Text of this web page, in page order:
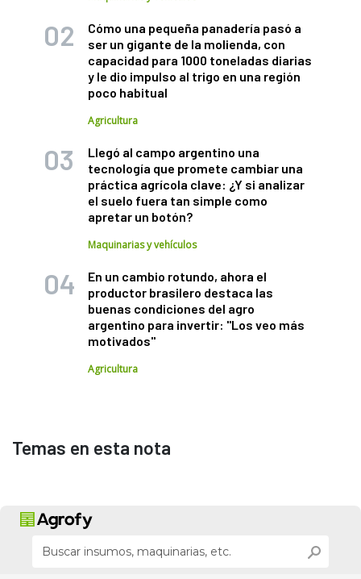
Cómo una pequeña panadería pasó a
ser un gigante de la molienda, con
capacidad para 1000 toneladas diarias
y le dio impulso al trigo en una región
poco habitual
Agricultura
Llegó al campo argentino una
tecnología que promete cambiar una
práctica agrícola clave: ¿Y si analizar
el suelo fuera tan simple como
apretar un botón?
Maquinarias y vehículos
En un cambio rotundo, ahora el
productor brasilero destaca las
buenas condiciones del agro
argentino para invertir: "Los veo más
motivados"
Agricultura
Temas en esta nota